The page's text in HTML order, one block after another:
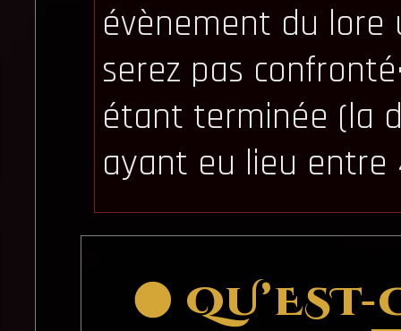
évènement du lore
serez pas
étant terminée (la
ayant eu lieu entre
🌑 QU’EST-